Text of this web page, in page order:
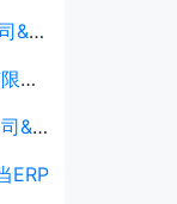
&小
公
&小
ERP